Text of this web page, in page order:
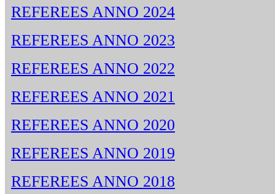
REFEREES ANNO 2024
REFEREES ANNO 2023
REFEREES ANNO 2022
REFEREES ANNO 2021
REFEREES ANNO 2020
REFEREES ANNO 2019
REFEREES ANNO 2018